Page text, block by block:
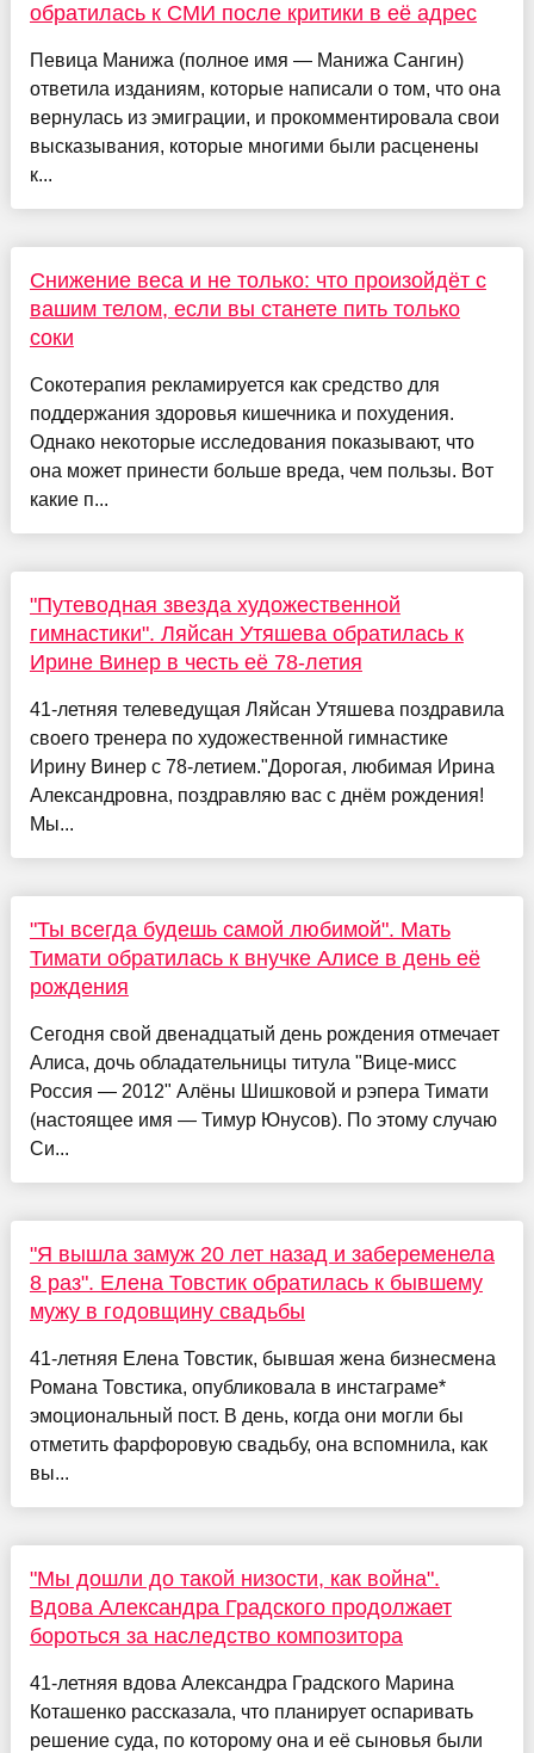
обратилась к СМИ после критики в её адрес
Певица Манижа (полное имя — Манижа Сангин)
ответила изданиям, которые написали о том, что она
вернулась из эмиграции, и прокомментировала свои
высказывания, которые многими были расценены
к...
Снижение веса и не только: что произойдёт с
вашим телом, если вы станете пить только
соки
Сокотерапия рекламируется как средство для
поддержания здоровья кишечника и похудения.
Однако некоторые исследования показывают, что
она может принести больше вреда, чем пользы. Вот
какие п...
"Путеводная звезда художественной
гимнастики". Ляйсан Утяшева обратилась к
Ирине Винер в честь её 78-летия
41-летняя телеведущая Ляйсан Утяшева поздравила
своего тренера по художественной гимнастике
Ирину Винер с 78-летием."Дорогая, любимая Ирина
Александровна, поздравляю вас с днём рождения!
Мы...
"Ты всегда будешь самой любимой". Мать
Тимати обратилась к внучке Алисе в день её
рождения
Сегодня свой двенадцатый день рождения отмечает
Алиса, дочь обладательницы титула "Вице-мисс
Россия — 2012" Алёны Шишковой и рэпера Тимати
(настоящее имя — Тимур Юнусов). По этому случаю
Си...
"Я вышла замуж 20 лет назад и забеременела
8 раз". Елена Товстик обратилась к бывшему
мужу в годовщину свадьбы
41-летняя Елена Товстик, бывшая жена бизнесмена
Романа Товстика, опубликовала в инстаграме*
эмоциональный пост. В день, когда они могли бы
отметить фарфоровую свадьбу, она вспомнила, как
вы...
"Мы дошли до такой низости, как война".
Вдова Александра Градского продолжает
бороться за наследство композитора
41-летняя вдова Александра Градского Марина
Коташенко рассказала, что планирует оспаривать
решение суда, по которому она и её сыновья были